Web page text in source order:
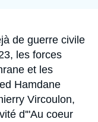
de guerre civile
les forces
et les
Hamdane
Vircoulon,
d'"Au coeur